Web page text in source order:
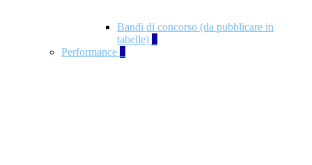
Bandi di concorso (da pubblicare in
tabelle) 2
Performance 5